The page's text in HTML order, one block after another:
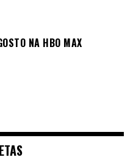
NA HBO MAX